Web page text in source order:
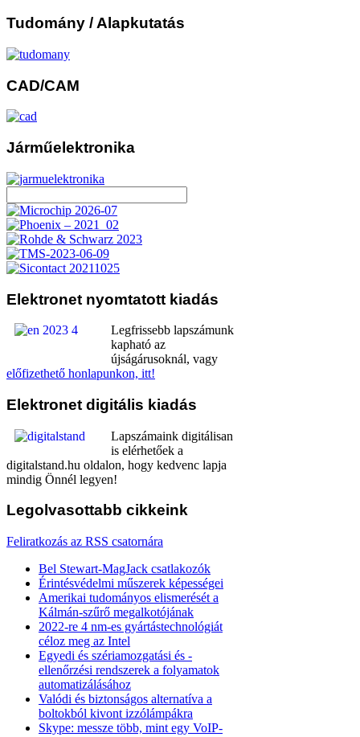
Tudomány / Alapkutatás
CAD/CAM
Járműelektronika
Elektronet nyomtatott kiadás
Legfrissebb lapszámunk
kapható az
újságárusoknál, vagy
előfizethető honlapunkon, itt!
Elektronet digitális kiadás
Lapszámaink digitálisan
is elérhetőek a
digitalstand.hu oldalon, hogy kedvenc lapja
mindig Önnél legyen!
Legolvasottabb cikkeink
Feliratkozás az RSS csatornára
Bel Stewart-MagJack csatlakozók
Érintésvédelmi műszerek képességei
Amerikai tudományos elismerését a
Kálmán-szűrő megalkotójának
2022-re 4 nm-es gyártástechnológiát
céloz meg az Intel
Egyedi és szériamozgatási és -
ellenőrzési rendszerek a folyamatok
automatizálásához
Valódi és biztonságos alternatíva a
boltokból kivont izzólámpákra
Skype: messze több, mint egy VoIP-